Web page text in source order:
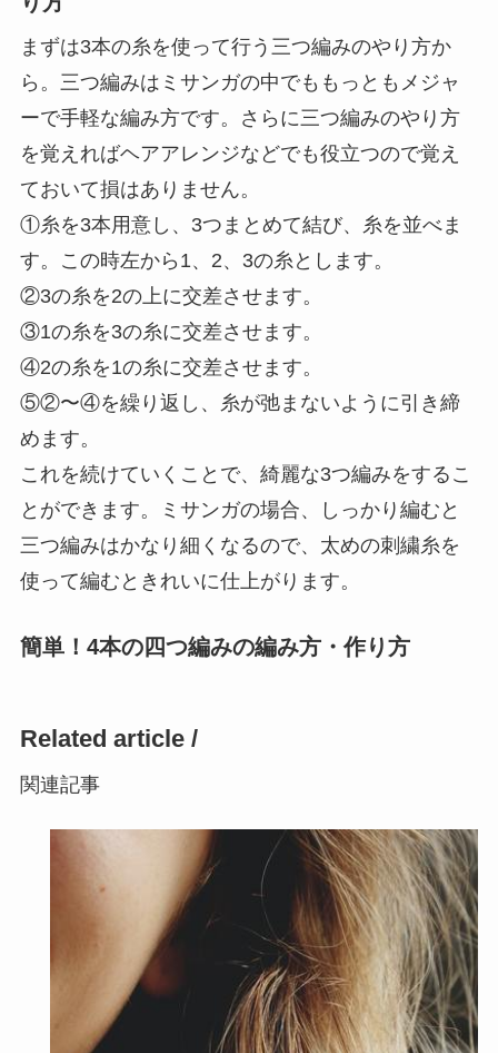
び方について紹介します。これらの方法はミサン
ガの編み方の中でも基本です。
不器用な人でも簡単に作ることができる上、たく
さん作る時もそこまで手間がかかりません。例え
ば部活動の必勝祈願などでチームメイト全員分を
作る時などは、簡単でもたくさん作れるこの編み
方がおすすめです。
まずはマスター！3本の三つ編みの編み方・作
り方
まずは3本の糸を使って行う三つ編みのやり方か
ら。三つ編みはミサンガの中でももっともメジャ
ーで手軽な編み方です。さらに三つ編みのやり方
を覚えればヘアアレンジなどでも役立つので覚え
ておいて損はありません。
①糸を3本用意し、3つまとめて結び、糸を並べま
す。この時左から1、2、3の糸とします。
③1の糸を3の糸に交差させます。
めます。
これを続けていくことで、綺麗な3つ編みをするこ
とができます。ミサンガの場合、しっかり編むと
三つ編みはかなり細くなるので、太めの刺繍糸を
使って編むときれいに仕上がります。
簡単！4本の四つ編みの編み方・作り方